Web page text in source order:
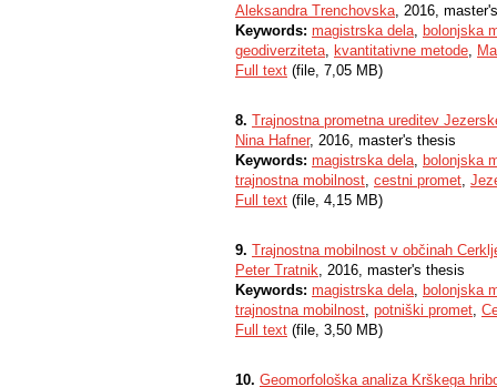
Aleksandra Trenchovska, 2016,
Keywords: magistrska dela, bolonjska
geodiverziteta, kvantitativne metode,
Full text (file, 7,05 MB)
8. Trajnostna prometna ureditev
Nina Hafner, 2016, master's thesis
Keywords: magistrska dela, bolonjska
trajnostna mobilnost, cestni promet,
Full text (file, 4,15 MB)
9. Trajnostna mobilnost v občinah
Peter Tratnik, 2016, master's thesis
Keywords: magistrska dela, bolonjska
trajnostna mobilnost, potniški promet,
Full text (file, 3,50 MB)
10. Geomorfološka analiza Krškega